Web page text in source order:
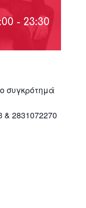
- 23:30
συγκρότημά
2831072270